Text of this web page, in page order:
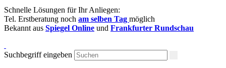
Schnelle Lösungen für Ihr Anliegen:
Tel. Erstberatung noch am selben Tag möglich
Bekannt aus Spiegel Online und Frankfurter Rundschau
Suchbegriff eingeben